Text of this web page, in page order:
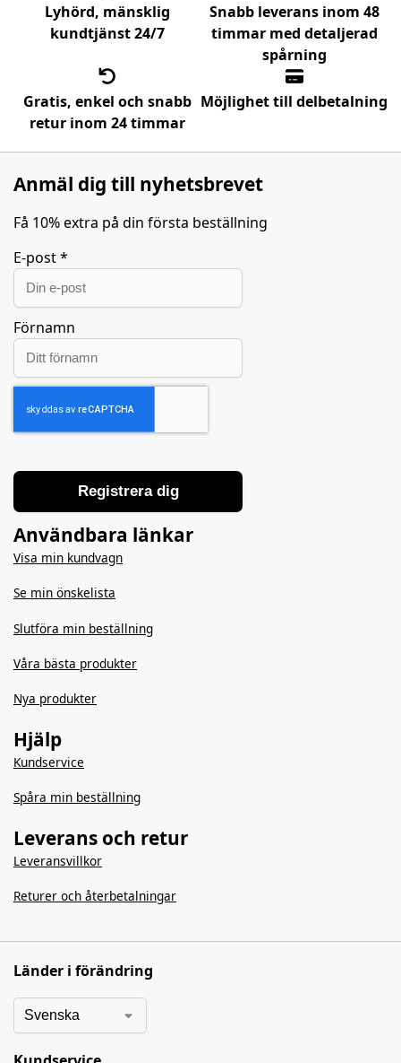
Lyhörd, mänsklig
kundtjänst 24/7
Snabb leverans inom 48
timmar med detaljerad
spårning
Gratis, enkel och snabb
retur inom 24 timmar
Möjlighet till delbetalning
Anmäl dig till nyhetsbrevet
Få 10% extra på din första beställning
E-post*
Förnamn
Registrera dig
Användbara länkar
Visa min kundvagn
Se min önskelista
Slutföra min beställning
Våra bästa produkter
Nya produkter
Hjälp
Kundservice
Spåra min beställning
Leverans och retur
Leveransvillkor
Returer och återbetalningar
Länder i förändring